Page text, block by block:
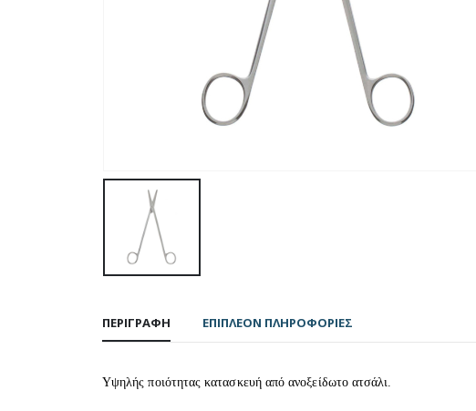
ΠΕΡΙΓΡΑΦΉ ΕΠΙΠΛΈΟΝ ΠΛΗΡΟΦΟΡΊΕΣ
Υψηλής ποιότητας κατασκευή από ανοξείδωτο ατσάλι.